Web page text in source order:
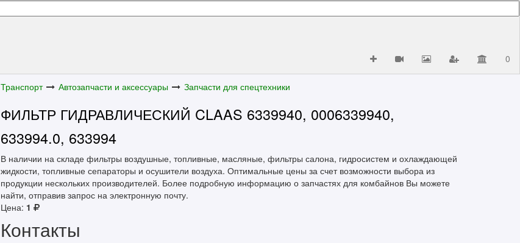
0
Транспорт Автозапчасти и аксессуары Запчасти для спецтехники
ФИЛЬТР ГИДРАВЛИЧЕСКИЙ CLAAS 6339940, 0006339940,
633994.0, 633994
В наличии на складе фильтры воздушные, топливные, масляные, фильтры салона, гидросистем и охлаждающей
жидкости, топливные сепараторы и осушители воздуха. Оптимальные цены за счет возможности выбора из
продукции нескольких производителей. Более подробную информацию о запчастях для комбайнов Вы можете
найти, отправив запрос на электронную почту.
Цена: 1
Контакты